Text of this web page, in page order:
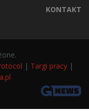
KONTAKT
| Targi pracy |